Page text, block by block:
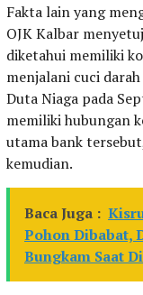
Fakta lain yang
OJK Kalbar
diketahui memiliki
menjalani cuci
Duta Niaga pada
memiliki hubungan
utama bank
kemudian.
Baca Juga :
Pohon Dibabat,
Bungkam Saat